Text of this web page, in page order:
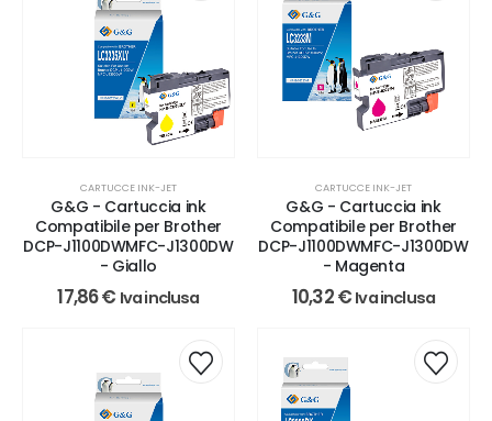
CARTUCCE INK-JET
G&G - Cartuccia ink
Compatibile per Brother
DCP-J1100DWMFC-J1300DW
- Giallo
17,86€ Iva inclusa
CARTUCCE INK-JET
G&G - Cartuccia ink
Compatibile per Brother
DCP-J1100DWMFC-J1300DW
- Magenta
10,32€ Iva inclusa